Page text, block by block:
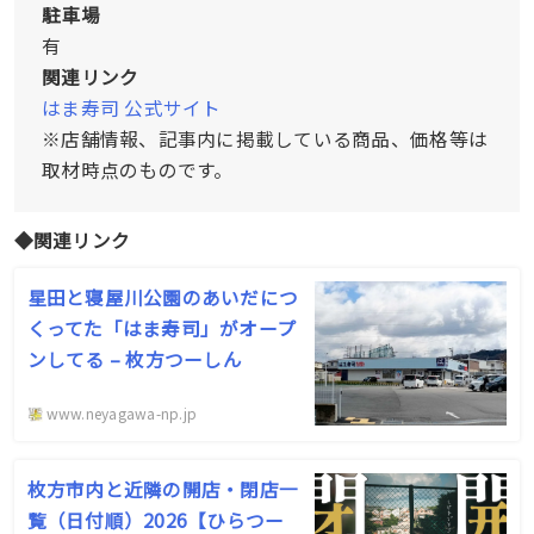
駐車場
有
関連リンク
はま寿司 公式サイト
※店舗情報、記事内に掲載している商品、価格等は
取材時点のものです。
◆関連リンク
星田と寝屋川公園のあいだにつ
くってた「はま寿司」がオープ
ンしてる – 枚方つーしん
www.neyagawa-np.jp
枚方市内と近隣の開店・閉店一
覧（日付順）2026【ひらつー